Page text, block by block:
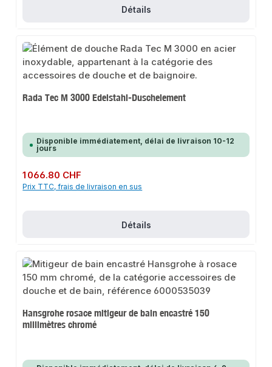
Détails
Rada Tec M 3000 Edelstahl-Duschelement
Disponible immédiatement, délai de livraison 10-12
jours
Prix régulier :
1 066.80 CHF
Prix TTC, frais de livraison en sus
Détails
Hansgrohe rosace mitigeur de bain encastré 150
millimètres chromé